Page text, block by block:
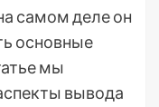
самом деле он
основные
мы
вывода